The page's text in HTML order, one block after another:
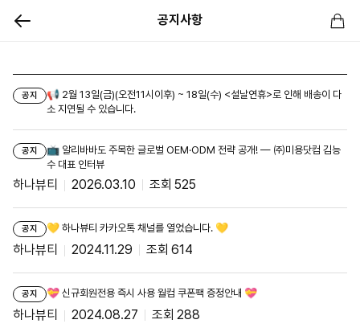
공지사항
공지
📢 2월 13일(금)(오전11시이후) ~ 18일(수) <설날연휴>로 인해 배송이 다
소 지연될 수 있습니다.
공지
📺 알리바바도 주목한 글로벌 OEM·ODM 전략 공개! — ㈜미용닷컴 김능
수 대표 인터뷰
하나뷰티 2026.03.10 525
공지 💛 하나뷰티 카카오톡 채널를 열었습니다. 💛
하나뷰티 2024.11.29 614
공지 💝 신규회원전용 즉시 사용 월컴 쿠폰팩 증정안내 💝
하나뷰티 2024.08.27 288